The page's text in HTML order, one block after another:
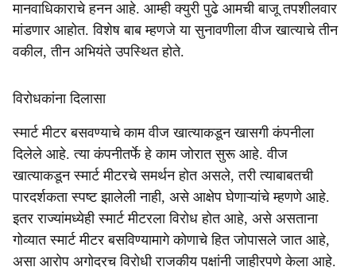
मानवाधिकाराचे हनन आहे. आम्ही क्युरी पुढे आमची बाजू तपशीलवार
मांडणार आहोत. विशेष बाब म्हणजे या सुनावणीला वीज खात्याचे तीन
वकील, तीन अभियंते उपस्थित होते.
विरोधकांना दिलासा
स्मार्ट मीटर बसवण्याचे काम वीज खात्याकडून खासगी कंपनीला
दिलेले आहे. त्या कंपनीतर्फे हे काम जोरात सुरू आहे. वीज
खात्याकडून स्मार्ट मीटरचे समर्थन होत असले, तरी त्याबाबतची
पारदर्शकता स्पष्ट झालेली नाही, असे आक्षेप घेणाऱ्यांचे म्हणणे आहे.
इतर राज्यांमध्येही स्मार्ट मीटरला विरोध होत आहे, असे असताना
गोव्यात स्मार्ट मीटर बसविण्यामागे कोणाचे हित जोपासले जात आहे,
असा आरोप अगोदरच विरोधी राजकीय पक्षांनी जाहीरपणे केला आहे.